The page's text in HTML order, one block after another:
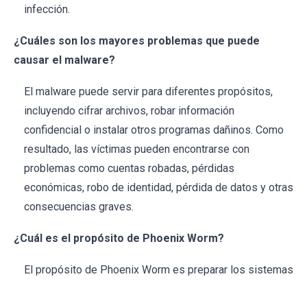
infección.
¿Cuáles son los mayores problemas que puede
causar el malware?
El malware puede servir para diferentes propósitos,
incluyendo cifrar archivos, robar información
confidencial o instalar otros programas dañinos. Como
resultado, las víctimas pueden encontrarse con
problemas como cuentas robadas, pérdidas
económicas, robo de identidad, pérdida de datos y otras
consecuencias graves.
¿Cuál es el propósito de Phoenix Worm?
El propósito de Phoenix Worm es preparar los sistemas